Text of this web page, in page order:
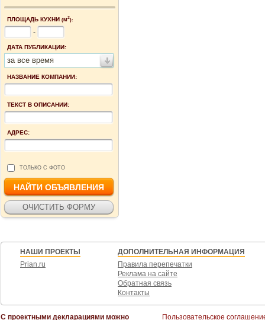
ПЛОЩАДЬ КУХНИ (М2):
-
ДАТА ПУБЛИКАЦИИ:
за все время
НАЗВАНИЕ КОМПАНИИ:
ТЕКСТ В ОПИСАНИИ:
АДРЕС:
ТОЛЬКО С ФОТО
НАШИ ПРОЕКТЫ
Prian.ru
ДОПОЛНИТЕЛЬНАЯ ИНФОРМАЦИЯ
Правила перепечатки
Реклама на сайте
Обратная связь
Контакты
С проектными декларациями можно
Пользовательское